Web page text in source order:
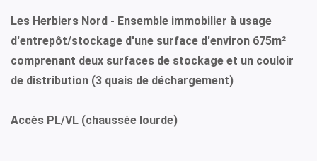
Les Herbiers Nord - Ensemble immobilier à usage
d'entrepôt/stockage d'une surface d'environ 675m²
comprenant deux surfaces de stockage et un couloir
de distribution (3 quais de déchargement)
Accès PL/VL (chaussée lourde)